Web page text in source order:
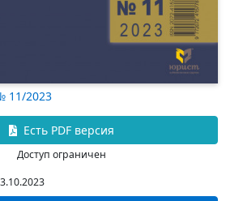
11/2023
Есть PDF версия
Доступ ограничен